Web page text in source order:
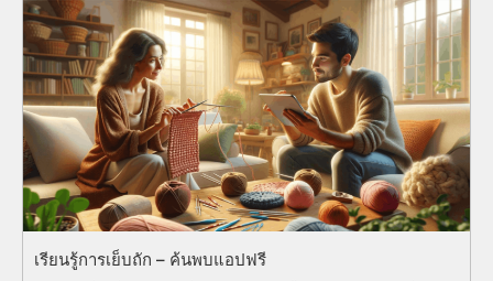
เรียนรู้การเย็บถัก – ค้นพบแอปฟรี